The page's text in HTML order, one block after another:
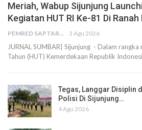
Meriah, Wabup Sijunjung
Kegiatan HUT RI Ke-81 Di
PEMRED SAPTARIUS 3 Agu 2026
JURNAL SUMBAR| Sijunjung - Dalam
Tahun (HUT) Kemerdekaan Republik
Tegas, Langgar Disiplin
Polisi Di Sijunjung…
4 Agu 2026